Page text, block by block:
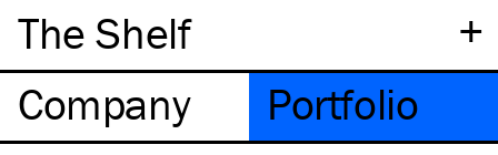
+
The Shelf
Company
Portfolio